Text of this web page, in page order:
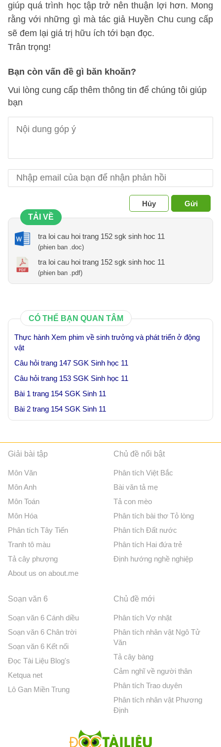
giúp quá trình học tập trở nên thuận lợi hơn. Mong
rằng với những gì mà tác giả Huyền Chu cung cấp
sẽ đem lại giá trị hữu ích tới bạn đọc.
Trân trọng!
Bạn còn vấn đề gì băn khoăn?
Vui lòng cung cấp thêm thông tin để chúng tôi giúp
bạn
Hủy
Gửi
TẢI VỀ
tra loi cau hoi trang 152 sgk sinh hoc 11
(phien ban .doc)
tra loi cau hoi trang 152 sgk sinh hoc 11
(phien ban .pdf)
CÓ THỂ BẠN QUAN TÂM
Thực hành Xem phim về sinh trưởng và phát triển ở động
vật
Câu hỏi trang 147 SGK Sinh học 11
Câu hỏi trang 153 SGK Sinh học 11
Bài 1 trang 154 SGK Sinh 11
Bài 2 trang 154 SGK Sinh 11
Giải bài tập
Môn Văn
Môn Anh
Môn Toán
Môn Hóa
Phân tích Tây Tiến
Tranh tô màu
Tả cây phượng
About us on about.me
Chủ đề nổi bật
Phân tích Việt Bắc
Bài văn tả mẹ
Tả con mèo
Phân tích bài thơ Tỏ lòng
Phân tích Đất nước
Phân tích Hai đứa trẻ
Định hướng nghề nghiệp
Soạn văn 6
Soạn văn 6 Cánh diều
Soạn văn 6 Chân trời
Soạn văn 6 Kết nối
Đọc Tài Liệu Blog's
Ketqua net
Lô Gan Miền Trung
Chủ đề mới
Phân tích Vợ nhặt
Phân tích nhân vật Ngô Tử
Văn
Tả cây bàng
Cảm nghĩ về người thân
Phân tích Trao duyên
Phân tích nhân vật Phương
Định